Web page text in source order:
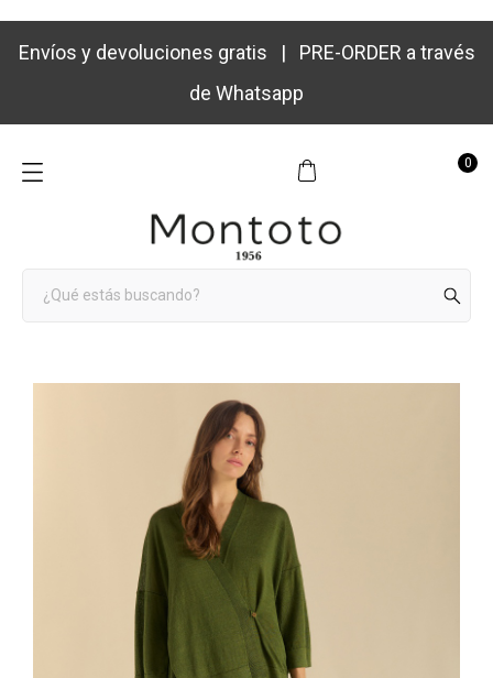
Envíos y devoluciones gratis | PRE-ORDER a través
de Whatsapp
0